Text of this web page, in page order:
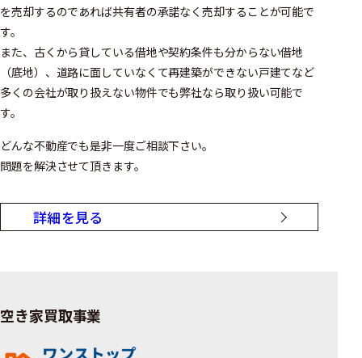
を売却するのであれば共有者の承諾なく売却することが可能で
す。
また、古くから貸している借地や契約条件も分からない借地
（底地）、道路に面していなくて再建築ができない戸建てなど
多くの会社が取り扱えない物件でも弊社なら取り扱い可能で
す。
どんな不動産でも是非一度ご相談下さい。
問題を解決させて頂きます。
詳細を見る
空き家買取事業